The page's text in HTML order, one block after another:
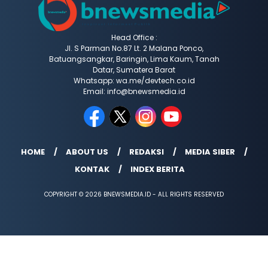
Head Office :
Jl. S Parman No.87 Lt. 2 Malana Ponco,
Batuangsangkar, Baringin, Lima Kaum, Tanah
Datar, Sumatera Barat
Whatsapp: wa.me/devtech.co.id
Email: info@bnewsmedia.id
HOME ABOUT US REDAKSI
MEDIA SIBER
KONTAK
INDEX BERITA
COPYRIGHT © 2026 BNEWSMEDIA.ID - ALL RIGHTS RESERVED